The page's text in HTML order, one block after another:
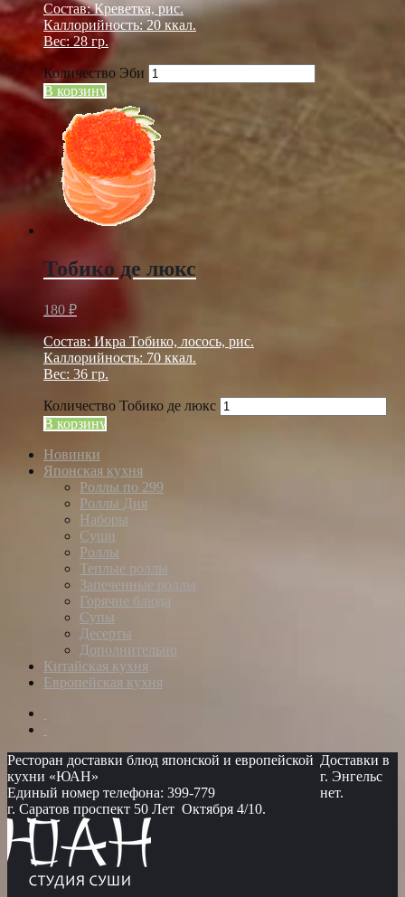
Состав: Креветка, рис.
Каллорийность: 20 ккал.
Вес: 28 гр.
Количество Эби
В корзину
Тобико де люкс
180 ₽
Состав: Икра Тобико, лосось, рис.
Каллорийность: 70 ккал.
Вес: 36 гр.
Количество Тобико де люкс
В корзину
Новинки
Японская кухня
Роллы по 299
Роллы Дня
Наборы
Суши
Роллы
Теплые роллы
Запеченные роллы
Горячие блюда
Супы
Десерты
Дополнительно
Китайская кухня
Европейская кухня
Ресторан доставки блюд японской и европейской
кухни «ЮАН»
Единый номер телефона: 399-779
г. Саратов проспект 50 Лет Октября 4/10.
Доставки в
г. Энгельс
нет.